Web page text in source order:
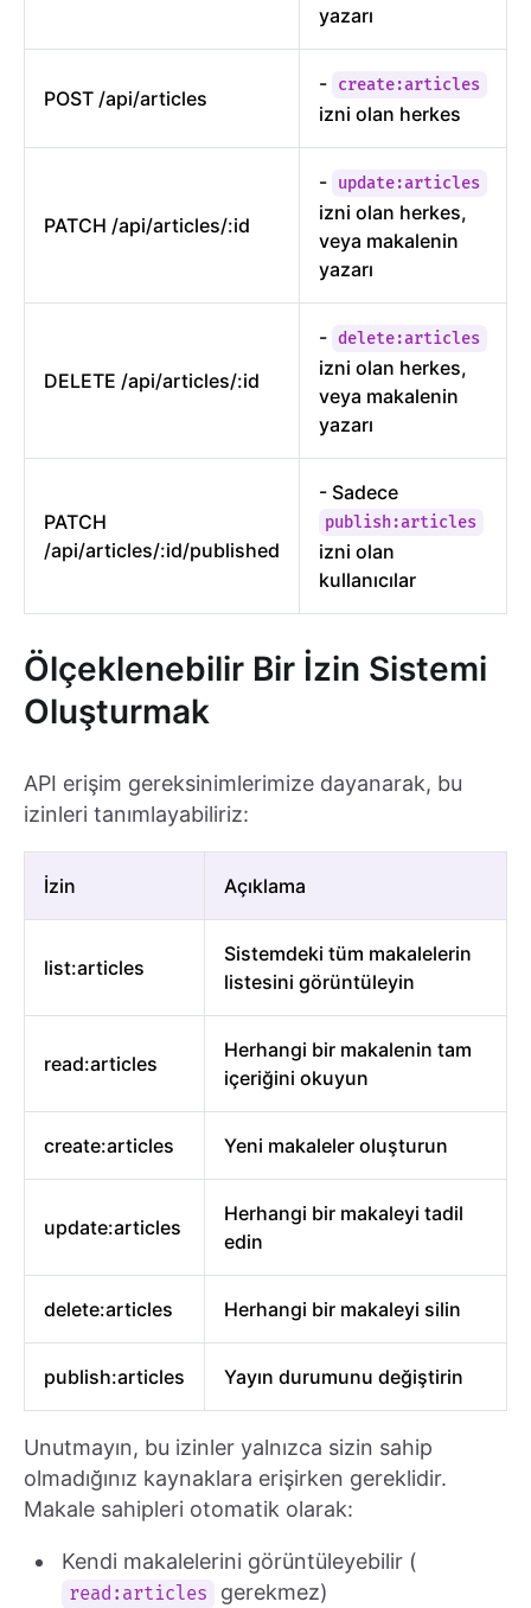
yazarı
POST /api/articles
- create:articles
izni olan herkes
PATCH /api/articles/:id
- update:articles
izni olan herkes,
veya makalenin
yazarı
DELETE /api/articles/:id
- delete:articles
izni olan herkes,
veya makalenin
yazarı
PATCH
/api/articles/:id/published
- Sadece
publish:articles
izni olan
kullanıcılar
Ölçeklenebilir Bir İzin Sistemi
Oluşturmak
API erişim gereksinimlerimize dayanarak, bu
izinleri tanımlayabiliriz:
İzin Açıklama
list:articles
Sistemdeki tüm makalelerin
listesini görüntüleyin
read:articles
Herhangi bir makalenin tam
içeriğini okuyun
create:articles Yeni makaleler oluşturun
update:articles
Herhangi bir makaleyi tadil
edin
delete:articles Herhangi bir makaleyi silin
publish:articles Yayın durumunu değiştirin
Unutmayın, bu izinler yalnızca sizin sahip
olmadığınız kaynaklara erişirken gereklidir.
Makale sahipleri otomatik olarak:
Kendi makalelerini görüntüleyebilir (
read:articles
gerekmez)